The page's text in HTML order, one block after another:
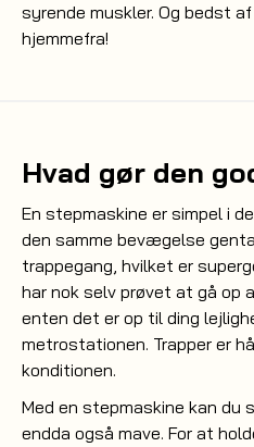
syrende muskler. Og bedst
hjemmefra!
Hvad gør den
En stepmaskine er simpel i
den samme bevægelse
trappegang, hvilket er
har nok selv prøvet at gå op
enten det er op til ding
metrostationen. Trapper er
konditionen.
Med en stepmaskine kan du
endda også mave. For at